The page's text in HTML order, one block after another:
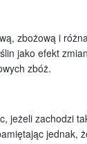
zbożową i
jako efekt
zbóż.
zachodzi
jednak,